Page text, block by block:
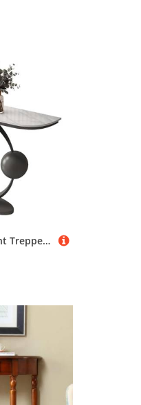
Schmale Kleine Akzent Treppenhaus Tabelle mit Geometrischem Metallrahmen Lange Eingangshalle Tabelle Lange Treppenhaus Vestibül Tabelle Eingang Vestibül Treppenhaus(D,150*30*80CM/59.1*11.8*31.5IN)